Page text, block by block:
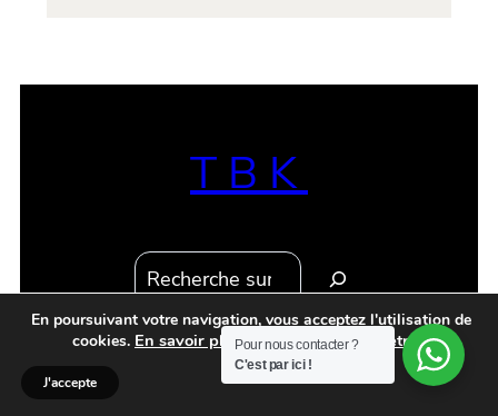
TBK
e
InstagramFacebook YouTube E-mail TikTok
@Copyright 2015 – François Cortes
En poursuivant votre navigation, vous acceptez l'utilisation de
cookies. En savoir plus et gérer vos paramètres.
J'accepte
Pour nous contacter ?
C'est par ici !